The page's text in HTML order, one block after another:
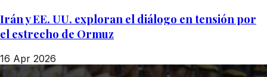
Irán y EE. UU. exploran el diálogo en tensión por
el estrecho de Ormuz
16 Apr 2026